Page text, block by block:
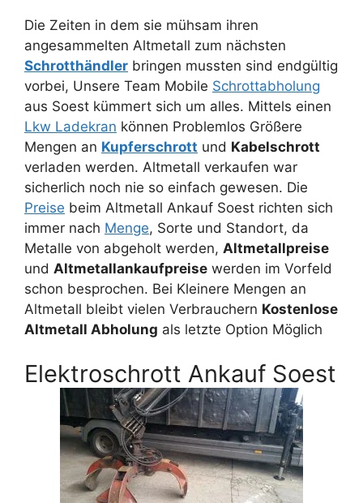
Die Zeiten in dem sie mühsam ihren
angesammelten Altmetall zum nächsten
Schrotthändler bringen mussten sind endgültig
vorbei, Unsere Team Mobile Schrottabholung
aus Soest kümmert sich um alles. Mittels einen
Lkw Ladekran können Problemlos Größere
Mengen an Kupferschrott und Kabelschrott
verladen werden. Altmetall verkaufen war
sicherlich noch nie so einfach gewesen. Die
Preise beim Altmetall Ankauf Soest richten sich
immer nach Menge, Sorte und Standort, da
Metalle von abgeholt werden, Altmetallpreise
und Altmetallankaufpreise werden im Vorfeld
schon besprochen. Bei Kleinere Mengen an
Altmetall bleibt vielen Verbrauchern Kostenlose
Altmetall Abholung als letzte Option Möglich
Elektroschrott Ankauf Soest